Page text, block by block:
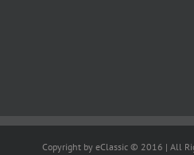
Copyright by eClassic © 2016 | All